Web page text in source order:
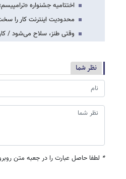
اختتامیه جشنواره
محدودیت اینترنت کار را
وقتی طنز، سلاح می‌شود /
نظر شما
* لطفا حاصل عبارت را در جعبه متن